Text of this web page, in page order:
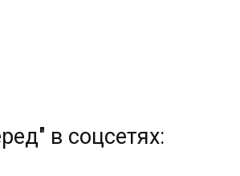
в соцсетях: